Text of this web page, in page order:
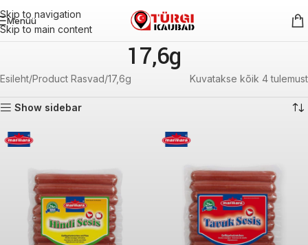
Skip to navigation
Skip to main content
Menüü
17,6g
Esileht Product Rasvad 17,6g Kuvatakse kõik 4 tulemust
Show sidebar